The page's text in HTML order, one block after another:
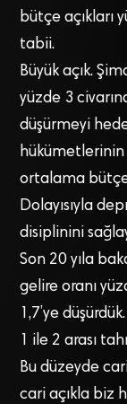
bütçe açıkları
tabii.
Büyük açık.
yüzde 3
düşürmeyi
hükümetlerinin
ortalama bütçe
Dolayısıyla
disiplinini
Son 20 yıla
gelire oranı
1,7’ye
1 ile 2 arası
Bu düzeyde
cari açıkla biz